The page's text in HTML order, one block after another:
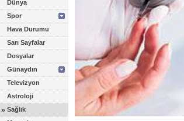
Dünya
Spor
Hava Durumu
Sarı Sayfalar
Dosyalar
Günaydın
Televizyon
Astroloji
» Sağlık